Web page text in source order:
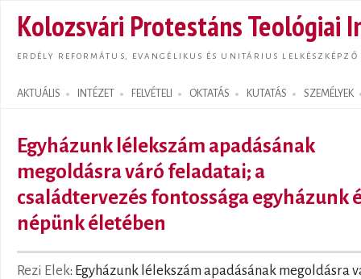
Kolozsvári Protestáns Teológiai
ERDÉLY REFORMÁTUS, EVANGÉLIKUS ÉS UNITÁRIUS LELKÉSZKÉPZŐ
AKTUÁLIS INTÉZET FELVÉTELI OKTATÁS KUTATÁS SZEMÉLYEK
Search form
Egyházunk lélekszám apadásának
megoldásra váró feladatai; a
családtervezés fontossága egyházunk
népünk életében
Rezi Elek: Egyházunk lélekszám apadásának megoldásra